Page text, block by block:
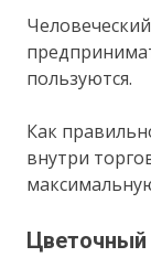
пользуются.
Как
внутри
Цветочный